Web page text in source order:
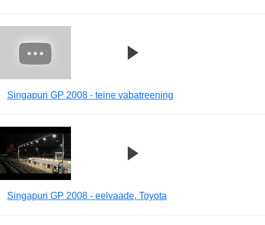
Singapuri GP 2008 - teine vabatreening
Singapuri GP 2008 - eelvaade, Toyota